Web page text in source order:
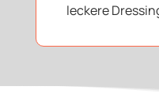
leckere